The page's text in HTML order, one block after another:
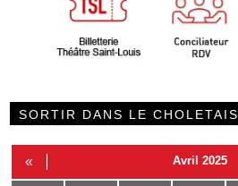
SORTIR DANS LE CHOLETAIS
« Avril 2025